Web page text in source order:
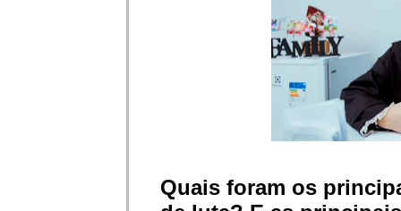
Quais foram os